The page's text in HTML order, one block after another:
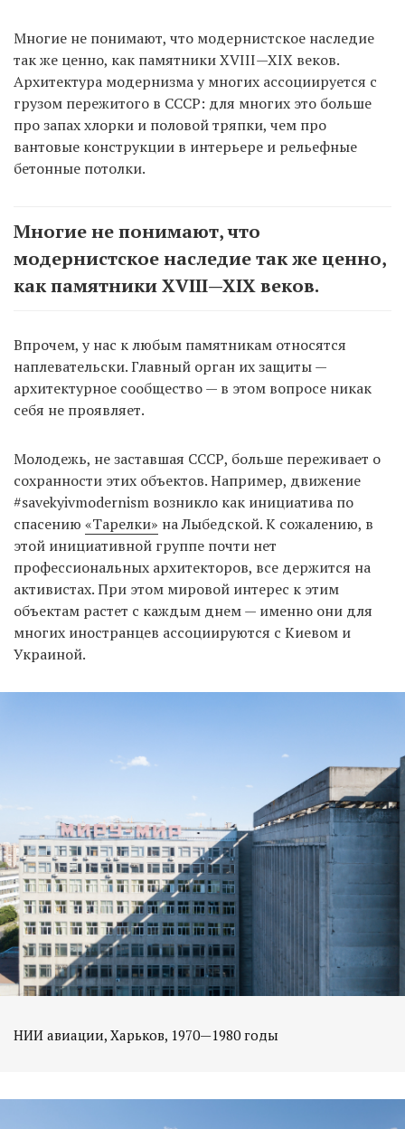
Многие не понимают, что модернистское наследие
так же ценно, как памятники XVIII—XIX веков.
Архитектура модернизма у многих ассоциируется с
грузом пережитого в СССР: для многих это больше
про запах хлорки и половой тряпки, чем про
вантовые конструкции в интерьере и рельефные
бетонные потолки.
Многие не понимают, что
модернистское наследие так же ценно,
как памятники XVIII—XIX веков.
Впрочем, у нас к любым памятникам относятся
наплевательски. Главный орган их защиты —
архитектурное сообщество — в этом вопросе никак
себя не проявляет.
Молодежь, не заставшая СССР, больше переживает о
сохранности этих объектов. Например, движение
#savekyivmodernism возникло как инициатива по
спасению «Тарелки» на Лыбедской. К сожалению, в
этой инициативной группе почти нет
профессиональных архитекторов, все держится на
активистах. При этом мировой интерес к этим
объектам растет с каждым днем — именно они для
многих иностранцев ассоциируются с Киевом и
Украиной.
НИИ авиации, Харьков, 1970—1980 годы